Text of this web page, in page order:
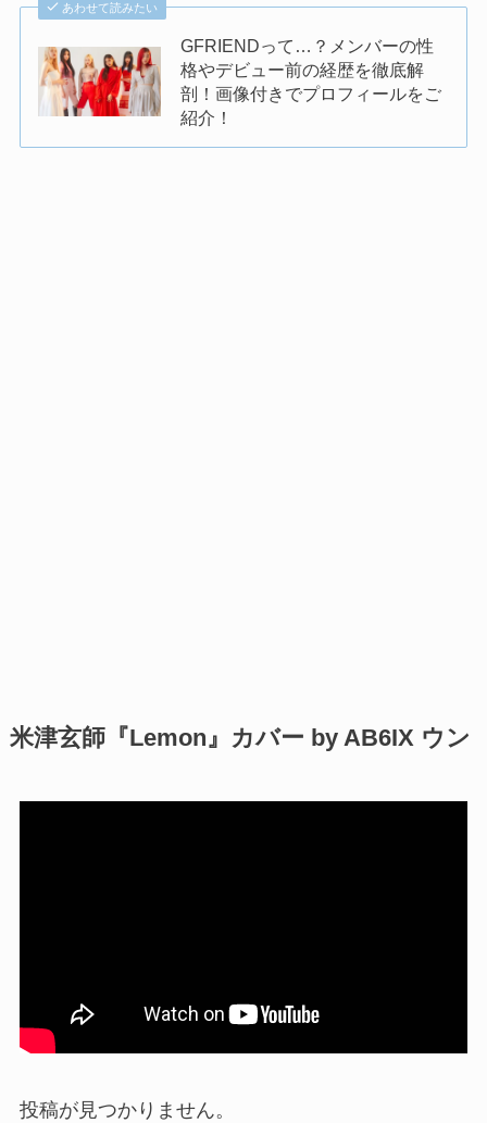
あわせて読みたい
GFRIENDって…？メンバーの性
格やデビュー前の経歴を徹底解
剖！画像付きでプロフィールをご
紹介！
米津玄師『Lemon』カバー by AB6IX ウン
投稿が見つかりません。